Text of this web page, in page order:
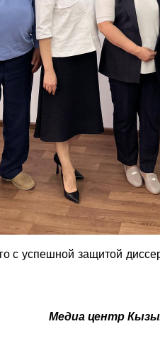
с успешной защитой
Медиа центр